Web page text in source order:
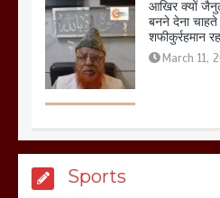
बिजली विभाग
ने सरकार को
March 8,
Sports